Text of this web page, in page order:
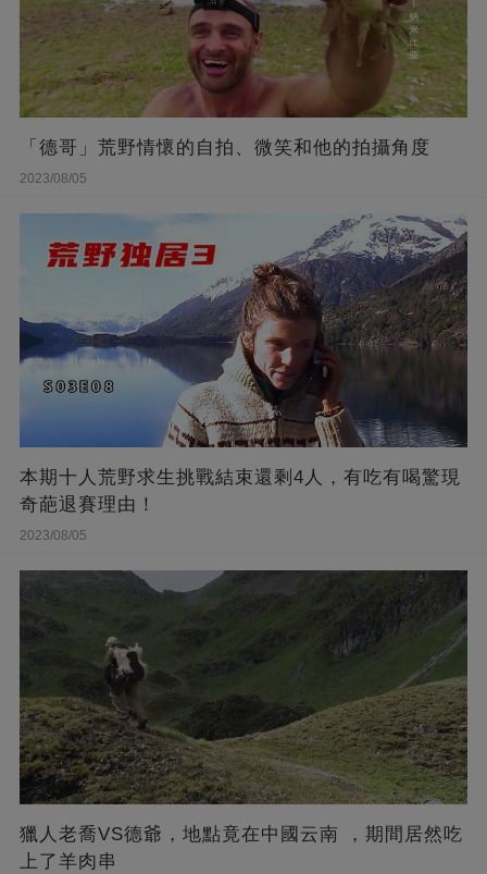
「德哥」荒野情懷的自拍、微笑和他的拍攝角度
2023/08/05
本期十人荒野求生挑戰結束還剩4人，有吃有喝驚現
奇葩退賽理由！
2023/08/05
獵人老喬VS德爺，地點竟在中國云南 ，期間居然吃
上了羊肉串